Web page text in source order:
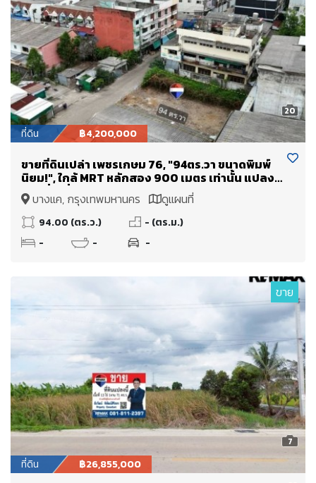
20
ที่ดิน ฿4,200,000
ขายที่ดินเปล่า เพชรเกษม 76, "94ตร.วา ขนาดพิมพ์
นิยม!", ใกล้ MRT หลักสอง 900 เมตร เท่านั้น แปลง
สวยสี่เหลี่ยมสวย
บางแค, กรุงเทพมหานคร ดูแผนที่
94.00 (ตร.ว.)
- (ตร.ม.)
-
- -
7
ขาย
ที่ดิน ฿26,855,000